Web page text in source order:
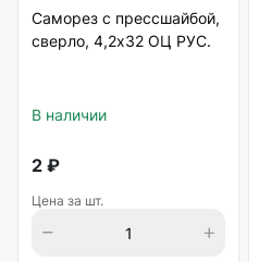
Саморез с прессшайбой,
сверло, 4,2х32 ОЦ РУС.
В наличии
2 ₽
Цена за шт.